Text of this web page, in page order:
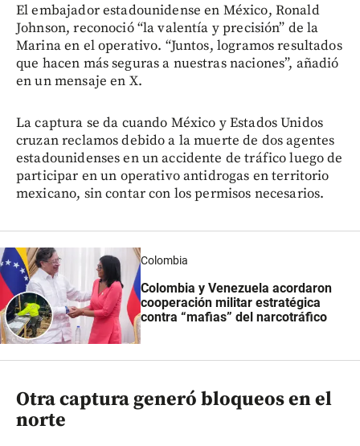
El embajador estadounidense en México, Ronald
Johnson, reconoció “la valentía y precisión” de la
Marina en el operativo. “Juntos, logramos resultados
que hacen más seguras a nuestras naciones”, añadió
en un mensaje en X.
La captura se da cuando México y Estados Unidos
cruzan reclamos debido a la muerte de dos agentes
estadounidenses en un accidente de tráfico luego de
participar en un operativo antidrogas en territorio
mexicano, sin contar con los permisos necesarios.
Colombia
Colombia y Venezuela acordaron
cooperación militar estratégica
contra “mafias” del narcotráfico
Otra captura generó bloqueos en el
norte